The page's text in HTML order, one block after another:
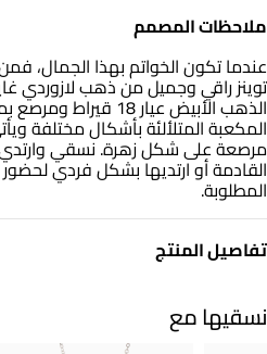
ملاحظات المصمم
عندما تكون الخواتم بهذا الجمال،
توينز راقي وجميل من ذهب لازوردي
الذهب الأبيض عيار 18
المكعبة المتلألئة بأشكال مختلفة
مرصعة على شكل زهرة. نسقي وارتدي
القادمة أو ارتديها بشكل فردي
المطلوبة.
تفاصيل المنتج
ذهب أبيض 18 قيراط
نسقيها مع